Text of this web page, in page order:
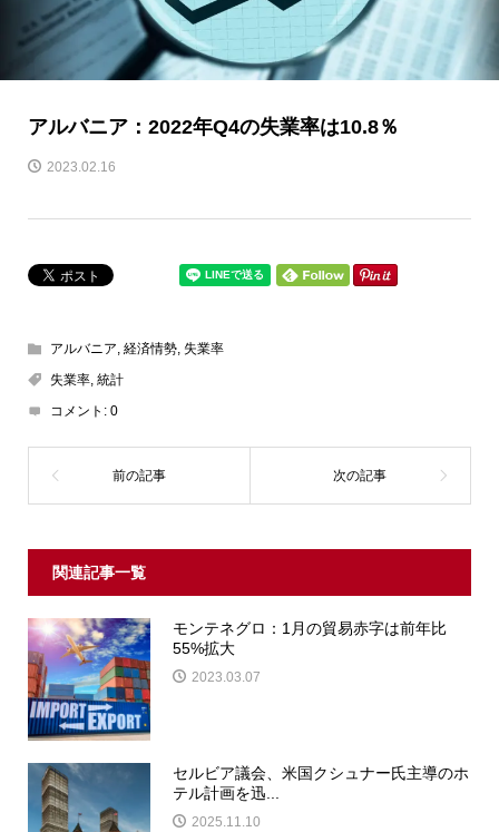
アルバニア：2022年Q4の失業率は10.8％
2023.02.16
アルバニア 経済情勢, 失業率
失業率, 統計
コメント: 0
関連記事一覧
モンテネグロ：1月の貿易赤字は前年比
55%拡大
2023.03.07
セルビア議会、米国クシュナー氏主導のホ
テル計画を迅...
2025.11.10